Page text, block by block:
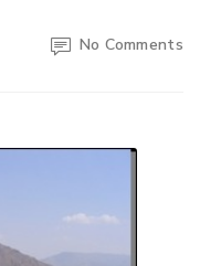
No Comments